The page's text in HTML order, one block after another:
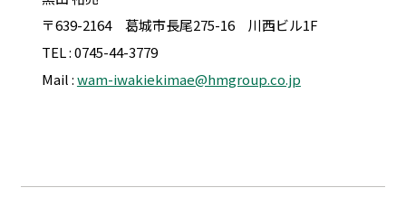
〒639-2164 葛城市長尾275-16 川西ビル1F
TEL : 0745-44-3779
Mail :wam-iwakiekimae@hmgroup.co.jp